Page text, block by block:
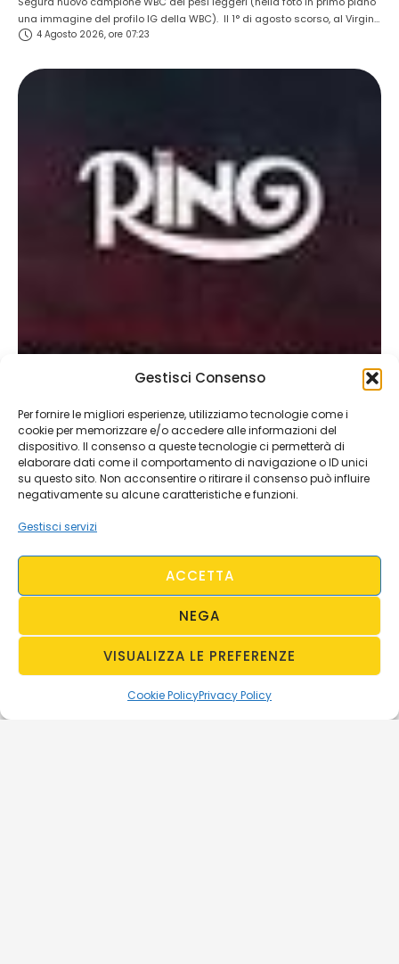
Gestisci Consenso
Per fornire le migliori esperienze, utilizziamo tecnologie come i
cookie per memorizzare e/o accedere alle informazioni del
dispositivo. Il consenso a queste tecnologie ci permetterà di
elaborare dati come il comportamento di navigazione o ID unici
su questo sito. Non acconsentire o ritirare il consenso può influire
negativamente su alcune caratteristiche e funzioni.
Gestisci servizi
ACCETTA
NEGA
VISUALIZZA LE PREFERENZE
Cookie PolicyPrivacy Policy
una immagine del profilo IG della WBC). Il 1° di agosto scorso, al Virgin
Hotels di Las Vegas, il trentenne messicano di San Mateo Atenco,
4 Agosto 2026, ore 07:23